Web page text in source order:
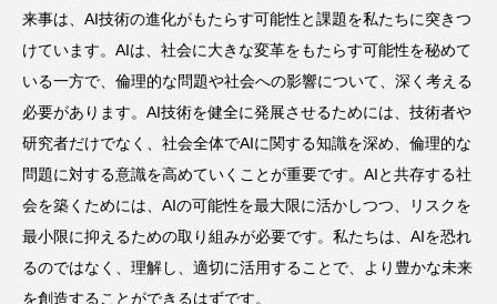
来事は、AI技術の進化がもたらす可能性と課題を私たちに突きつ
けています。AIは、社会に大きな変革をもたらす可能性を秘めて
いる一方で、倫理的な問題や社会への影響について、深く考える
必要があります。AI技術を健全に発展させるためには、技術者や
研究者だけでなく、社会全体でAIに関する知識を深め、倫理的な
問題に対する意識を高めていくことが重要です。AIと共存する社
会を築くためには、AIの可能性を最大限に活かしつつ、リスクを
最小限に抑えるための取り組みが必要です。私たちは、AIを恐れ
るのではなく、理解し、適切に活用することで、より豊かな未来
を創造することができるはずです。